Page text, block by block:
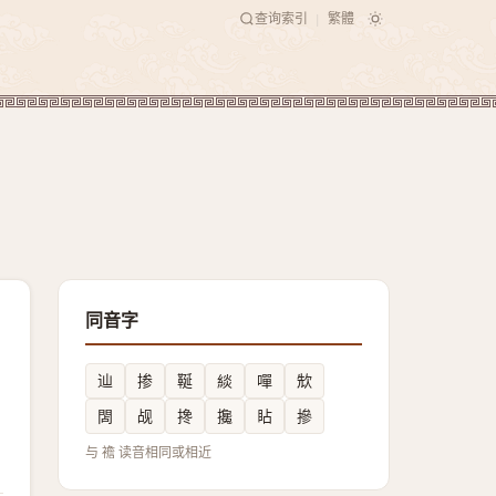
查询索引 繁體
同音字
辿 掺 䩥 緂 嘽
㰫
䦓
觇 搀 攙 䀡 摻
与 襜 读音相同或相近